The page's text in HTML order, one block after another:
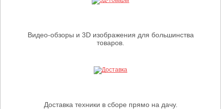
Видео-обзоры и 3D изображения для большинства
товаров.
Доставка техники в сборе прямо на дачу.